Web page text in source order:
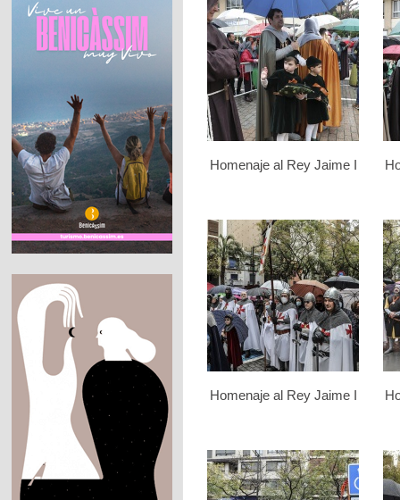
Homenaje al Rey Jaime I
Homenaje al Rey Jaime I